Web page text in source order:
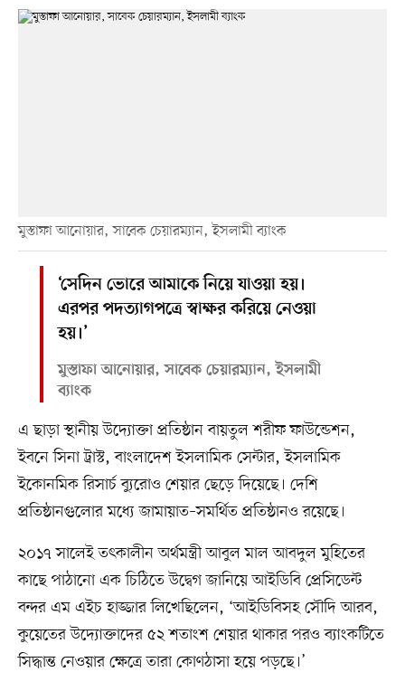
মুস্তাফা আনোয়ার, সাবেক চেয়ারম্যান, ইসলামী ব্যাংক
‘সেদিন ভোরে আমাকে নিয়ে যাওয়া হয়।
এরপর পদত্যাগপত্রে স্বাক্ষর করিয়ে নেওয়া
হয়।’
মুস্তাফা আনোয়ার, সাবেক চেয়ারম্যান, ইসলামী
ব্যাংক
এ ছাড়া স্থানীয় উদ্যোক্তা প্রতিষ্ঠান বায়তুল শরীফ ফাউন্ডেশন,
ইবনে সিনা ট্রাস্ট, বাংলাদেশ ইসলামিক সেন্টার, ইসলামিক
ইকোনমিক রিসার্চ ব্যুরোও শেয়ার ছেড়ে দিয়েছে। দেশি
প্রতিষ্ঠানগুলোর মধ্যে জামায়াত–সমর্থিত প্রতিষ্ঠানও রয়েছে।
২০১৭ সালেই তৎকালীন অর্থমন্ত্রী আবুল মাল আবদুল মুহিতের
কাছে পাঠানো এক চিঠিতে উদ্বেগ জানিয়ে আইডিবি প্রেসিডেন্ট
বন্দর এম এইচ হাজ্জার লিখেছিলেন, ‘আইডিবিসহ সৌদি আরব,
কুয়েতের উদ্যোক্তাদের ৫২ শতাংশ শেয়ার থাকার পরও ব্যাংকটিতে
সিদ্ধান্ত নেওয়ার ক্ষেত্রে তারা কোণঠাসা হয়ে পড়ছে।’